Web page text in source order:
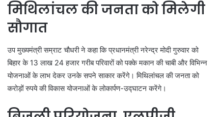
मिथिलांचल की जनता को मिलेगी
सौगात
उप मुख्यमंत्री सम्राट चौधरी ने कहा कि प्रधानमंत्री नरेन्द्र मोदी गुरुवार को
बिहार के 13 लाख 24 हजार गरीब परिवारों को पक्के मकान की चाबी और विभिन्न
योजनाओं के लाभ देकर उनके सपने साकार करेंगे। मिथिलांचल की जनता को
करोड़ों रुपये की विकास योजनाओं के लोकार्पण-उद्घाटन करेंगे।